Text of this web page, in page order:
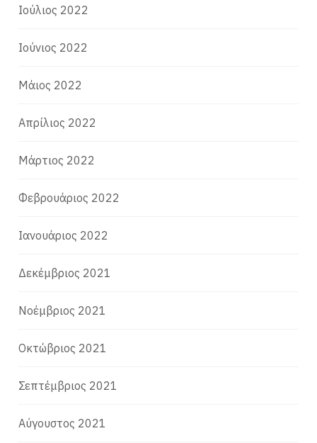
Ιούλιος 2022
Ιούνιος 2022
Μάιος 2022
Απρίλιος 2022
Μάρτιος 2022
Φεβρουάριος 2022
Ιανουάριος 2022
Δεκέμβριος 2021
Νοέμβριος 2021
Οκτώβριος 2021
Σεπτέμβριος 2021
Αύγουστος 2021